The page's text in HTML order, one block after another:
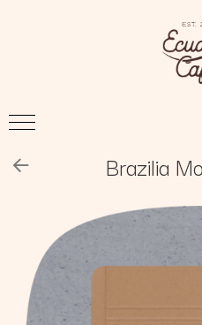
The Nomad
Brazilia